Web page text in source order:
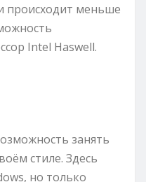
происходит меньше
Intel Haswell.
занять
стиле. Здесь
но только